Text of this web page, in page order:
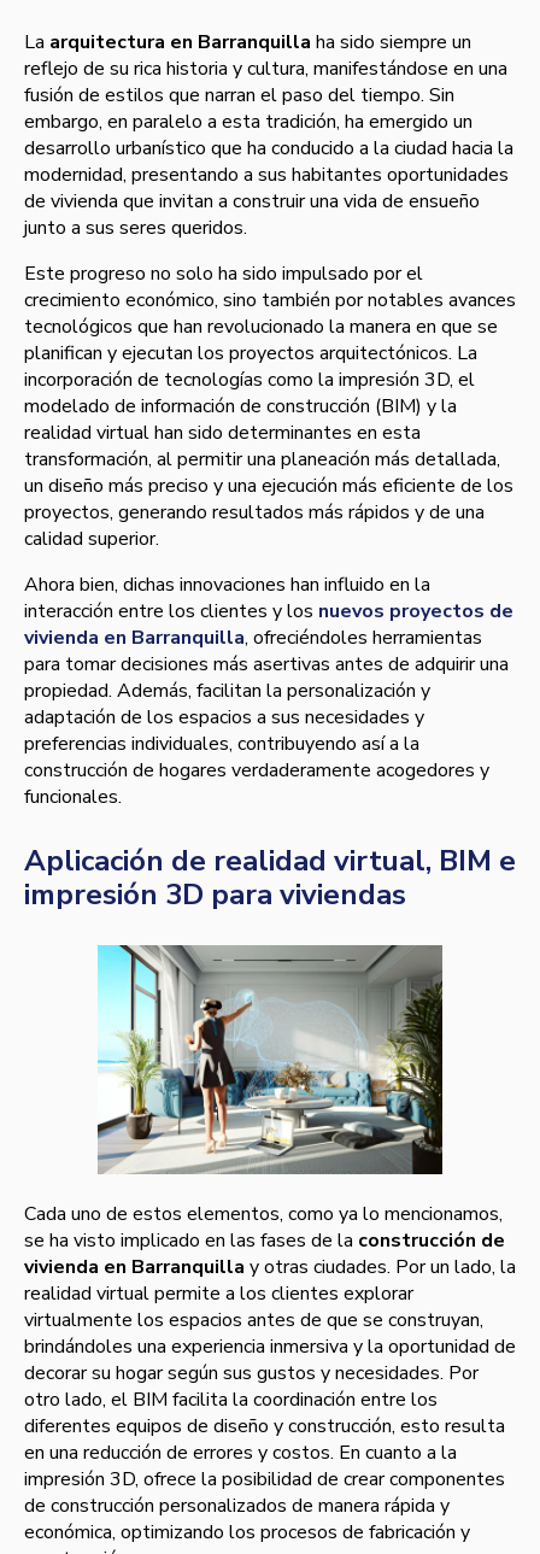
La arquitectura en Barranquilla ha sido siempre un
reflejo de su rica historia y cultura, manifestándose en una
fusión de estilos que narran el paso del tiempo. Sin
embargo, en paralelo a esta tradición, ha emergido un
desarrollo urbanístico que ha conducido a la ciudad hacia la
modernidad, presentando a sus habitantes oportunidades
de vivienda que invitan a construir una vida de ensueño
junto a sus seres queridos.
Este progreso no solo ha sido impulsado por el
crecimiento económico, sino también por notables avances
tecnológicos que han revolucionado la manera en que se
planifican y ejecutan los proyectos arquitectónicos. La
incorporación de tecnologías como la impresión 3D, el
modelado de información de construcción (BIM) y la
realidad virtual han sido determinantes en esta
transformación, al permitir una planeación más detallada,
un diseño más preciso y una ejecución más eficiente de los
proyectos, generando resultados más rápidos y de una
calidad superior.
Ahora bien, dichas innovaciones han influido en la
interacción entre los clientes y los nuevos proyectos de
vivienda en Barranquilla, ofreciéndoles herramientas
para tomar decisiones más asertivas antes de adquirir una
propiedad. Además, facilitan la personalización y
adaptación de los espacios a sus necesidades y
preferencias individuales, contribuyendo así a la
construcción de hogares verdaderamente acogedores y
funcionales.
Aplicación de realidad virtual, BIM e
impresión 3D para viviendas
Cada uno de estos elementos, como ya lo mencionamos,
se ha visto implicado en las fases de la construcción de
vivienda en Barranquilla y otras ciudades. Por un lado, la
realidad virtual permite a los clientes explorar
virtualmente los espacios antes de que se construyan,
brindándoles una experiencia inmersiva y la oportunidad de
decorar su hogar según sus gustos y necesidades. Por
otro lado, el BIM facilita la coordinación entre los
diferentes equipos de diseño y construcción, esto resulta
en una reducción de errores y costos. En cuanto a la
impresión 3D, ofrece la posibilidad de crear componentes
de construcción personalizados de manera rápida y
económica, optimizando los procesos de fabricación y